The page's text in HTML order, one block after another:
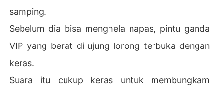
samping.
Sebelum dia bisa menghela napas, pintu ganda
VIP yang berat di ujung lorong terbuka dengan
keras.
Suara itu cukup keras untuk membungkam